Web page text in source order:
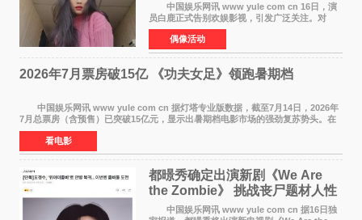
中国娱乐网讯 www yule com cn 16日，演
员白鹿正式告别欢娱影视，引发广泛关注。对
此，欢娱影视创始人于正在社交平台发文回应，
字里行间流露不舍与祝福。 于正透露，以前
每次有演员到期不
偶像活动
2026年7月票房破15亿 《功夫女足》领跑暑期档
中国娱乐网讯 www yule com cn 据灯塔专业版数据，截至7月14日，2026年
7月总票房（含预售）已突破15亿元，显示出暑期档电影市场的强劲复苏势头。在
众多上映影片中，《功夫女足》《小黄人与大
看电影
都暻秀确定出演新剧《We Are
the Zombie》 挑战丧尸题材人性
喜剧
中国娱乐网讯 www yule com cn 据16日独